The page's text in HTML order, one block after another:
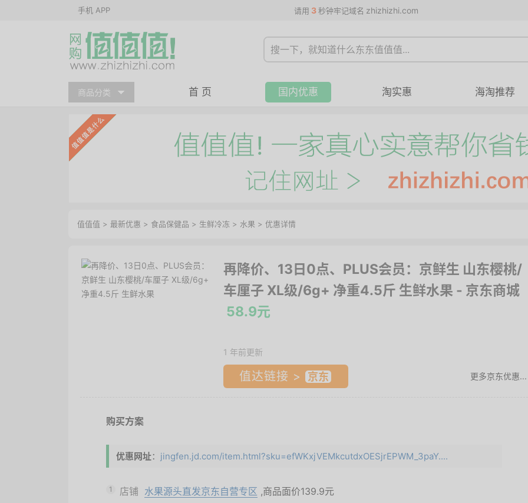
手机 APP 请用 3 秒钟牢记域名 zhizhizhi.com
商品分类 首 页 国内优惠 淘实惠 海淘推荐
值值值 > 最新优惠 > 食品保健品 > 生鲜冷冻 > 水果 > 优惠详情
再降价、13日0点、PLUS会员：京鲜生 山东樱桃/
车厘子 XL级/6g+ 净重4.5斤 生鲜水果 - 京东商城
58.9元
1 年前更新
值达链接 > 更多京东优惠...
购买方案
优惠网址： jingfen.jd.com/item.html?sku=efWKxjVEMkcutdxOESjrEPWM_3paY....
1 店铺 水果源头直发京东自营专区 ,商品面价139.9元